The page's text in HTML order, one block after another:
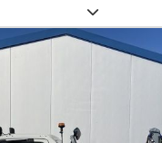
užraktas, elektroninė
suodžių filtras,